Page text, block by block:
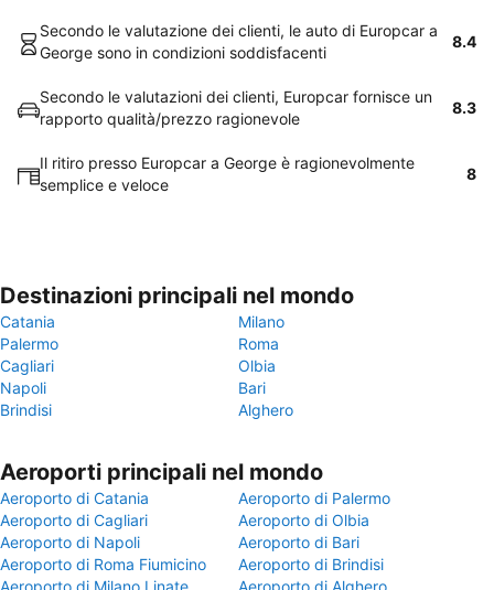
Secondo le valutazione dei clienti, le auto di Europcar a
George sono in condizioni soddisfacenti
8.4
Secondo le valutazioni dei clienti, Europcar fornisce un
rapporto qualità/prezzo ragionevole
8.3
Il ritiro presso Europcar a George è ragionevolmente
semplice e veloce
8
Destinazioni principali nel mondo
Catania
Milano
Palermo
Roma
Cagliari
Olbia
Napoli
Bari
Brindisi
Alghero
Aeroporti principali nel mondo
Aeroporto di Catania
Aeroporto di Palermo
Aeroporto di Cagliari
Aeroporto di Olbia
Aeroporto di Napoli
Aeroporto di Bari
Aeroporto di Roma Fiumicino
Aeroporto di Brindisi
Aeroporto di Milano Linate
Aeroporto di Alghero